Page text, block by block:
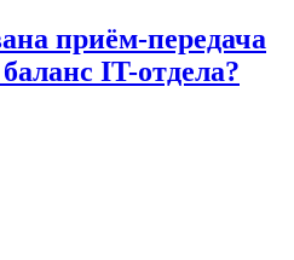
приём-передача
IT-отдела?